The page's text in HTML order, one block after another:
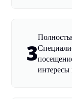
3
интересы